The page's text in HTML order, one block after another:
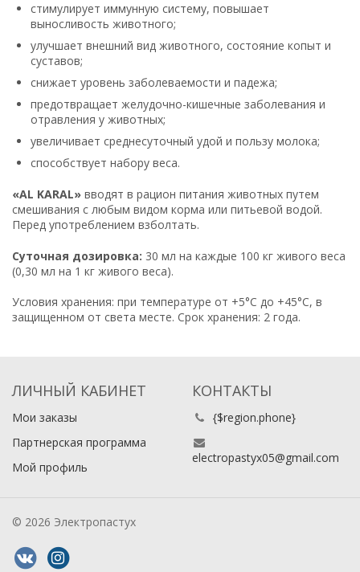
стимулирует иммунную систему, повышает
выносливость животного;
улучшает внешний вид животного, состояние копыт и
суставов;
снижает уровень заболеваемости и падежа;
предотвращает желудочно-кишечные заболевания и
отравления у животных;
увеличивает среднесуточный удой и пользу молока;
способствует набору веса.
«AL KARAL» вводят в рацион питания животных путем
смешивания с любым видом корма или питьевой водой.
Перед употреблением взболтать.
Суточная дозировка: 30 мл на каждые 100 кг живого веса
(0,30 мл на 1 кг живого веса).
Условия хранения: при температуре от +5°С до +45°С, в
защищенном от света месте. Срок хранения: 2 года.
ЛИЧНЫЙ КАБИНЕТ
Мои заказы
Партнерская программа
Мой профиль
КОНТАКТЫ
{$region.phone}
electropastyx05@gmail.com
© 2026 Электропастух